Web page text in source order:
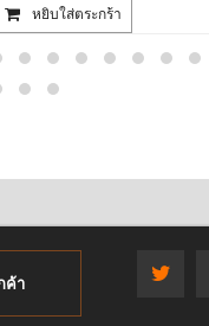
หยิบใส่ตระกร้า
ค้า